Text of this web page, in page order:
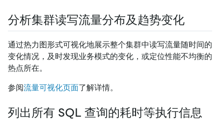
分析集群读写流量分布及趋势变化
通过热力图形式可视化地展示整个集群中读写流量随时间的
变化情况，及时发现业务模式的变化，或定位性能不均衡的
热点所在。
参阅流量可视化页面了解详情。
列出所有 SQL 查询的耗时等执行信息